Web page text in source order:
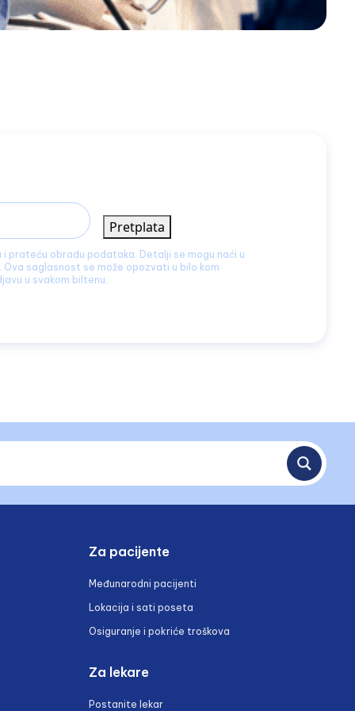
Pretplata
prateću obradu podataka. Detalji se mogu naći u
. Ova saglasnost se može opozvati u bilo kom
u svakom biltenu.
Za pacijente
Međunarodni pacijenti
Lokacija i sati poseta
Osiguranje i pokriće troškova
Za lekare
Postanite lekar